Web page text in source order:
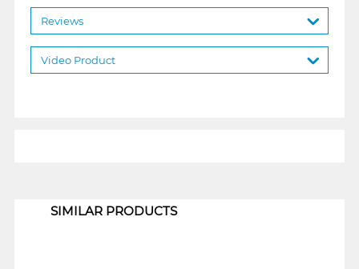
Reviews
Video Product
SIMILAR PRODUCTS